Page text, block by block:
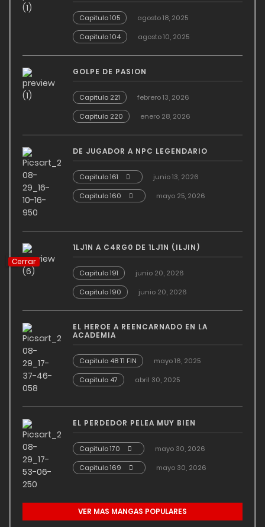
Cerrar
Capitulo 105
agosto 18, 2025
Capitulo 104
agosto 10, 2025
GOLPE DE PASION
Capitulo 221
febrero 13, 2026
Capitulo 220
enero 28, 2026
DE JUGADOR A NPC LEGENDARIO
Capitulo 161
junio 13, 2026
Capitulo 160
mayo 25, 2026
1LJ1N A C4RG0 DE 1LJ1N (ILJIN)
Capitulo 191
junio 20, 2026
Capitulo 190
junio 20, 2026
EL HEROE A REENCARNADO EN LA
ACADEMIA
Capitulo 48 T1 FIN
mayo 16, 2025
Capitulo 47
abril 30, 2025
EL PERDEDOR PELEA MUY BIEN
Capitulo 170
mayo 30, 2026
Capitulo 169
mayo 30, 2026
VER MAS MANGAS POPULARES